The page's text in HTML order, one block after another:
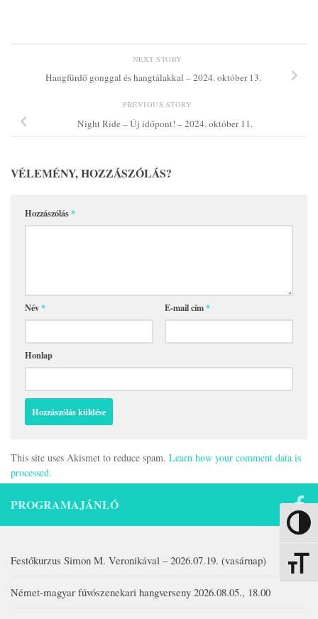
Nagy
NEXT STORY
Hangfürdő gonggal és hangtálakkal – 2024. október 13.
PREVIOUS STORY
Night Ride – Új időpont! – 2024. október 11.
VÉLEMÉNY, HOZZÁSZÓLÁS?
Hozzászólás*
Név* E-mail cím*
Honlap
This site uses Akismet to reduce spam. Learn how your comment data is
processed.
PROGRAMAJÁNLÓ
Festőkurzus Simon M. Veronikával – 2026.07.19. (vasárnap)
Német-magyar fúvószenekari hangverseny 2026.08.05., 18.00